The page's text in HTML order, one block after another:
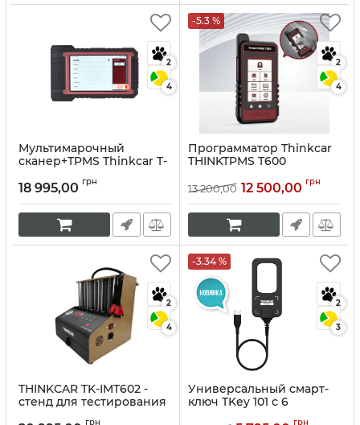
2
4
Мультимарочный
сканер+TPMS Thinkcar T-
Артикул:10059
18 995,00 грн
-5.3 %
2
4
Программатор Thinkcar
THINKTPMS T600
13 200,00 12 500,00 грн
2
4
THINKCAR TK-IMT602 -
стенд для тестирования
грн
-3.34 %
2
3
Универсальный смарт-
ключ TKey 101 с 6
грн